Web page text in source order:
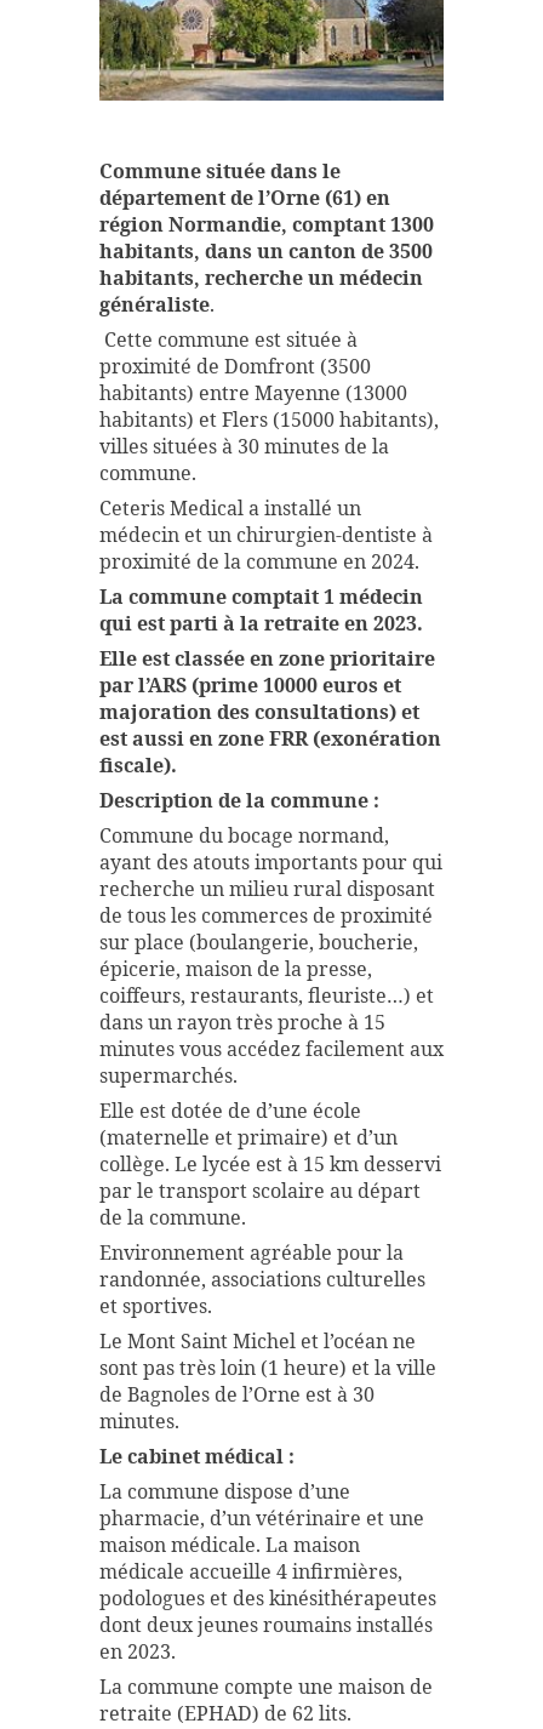
Commune située dans le
département de l’Orne (61) en
région Normandie, comptant 1300
habitants, dans un canton de 3500
habitants, recherche un médecin
généraliste.
Cette commune est située à
proximité de Domfront (3500
habitants) entre Mayenne (13000
habitants) et Flers (15000 habitants),
villes situées à 30 minutes de la
commune.
Ceteris Medical a installé un
médecin et un chirurgien-dentiste à
proximité de la commune en 2024.
La commune comptait 1 médecin
qui est parti à la retraite en 2023.
Elle est classée en zone prioritaire
par l’ARS (prime 10000 euros et
majoration des consultations) et
est aussi en zone FRR (exonération
fiscale).
Description de la commune :
Commune du bocage normand,
ayant des atouts importants pour qui
recherche un milieu rural disposant
de tous les commerces de proximité
sur place (boulangerie, boucherie,
épicerie, maison de la presse,
coiffeurs, restaurants, fleuriste…) et
dans un rayon très proche à 15
minutes vous accédez facilement aux
supermarchés.
Elle est dotée de d’une école
(maternelle et primaire) et d’un
collège. Le lycée est à 15 km desservi
par le transport scolaire au départ
de la commune.
Environnement agréable pour la
randonnée, associations culturelles
et sportives.
Le Mont Saint Michel et l’océan ne
sont pas très loin (1 heure) et la ville
de Bagnoles de l’Orne est à 30
minutes.
Le cabinet médical :
La commune dispose d’une
pharmacie, d’un vétérinaire et une
maison médicale. La maison
médicale accueille 4 infirmières,
podologues et des kinésithérapeutes
dont deux jeunes roumains installés
en 2023.
La commune compte une maison de
retraite (EPHAD) de 62 lits.